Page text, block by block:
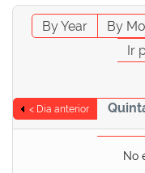
By Year By
Ir
< Dia anterior
No